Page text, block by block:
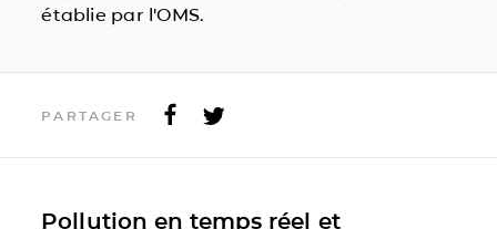
établie par l'OMS.
PARTAGER
Pollution en temps réel et